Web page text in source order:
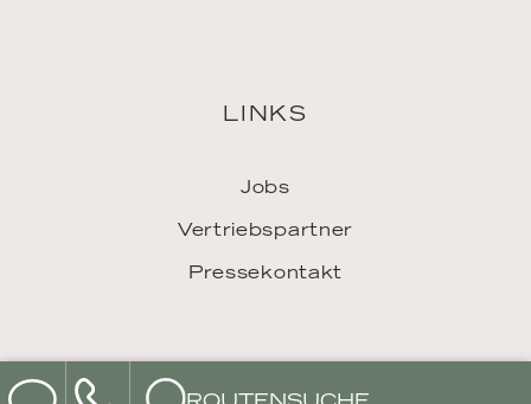
LINKS
Jobs
Vertriebspartner
Pressekontakt